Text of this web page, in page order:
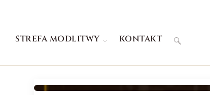
STREFA MODLITWY KONTAKT